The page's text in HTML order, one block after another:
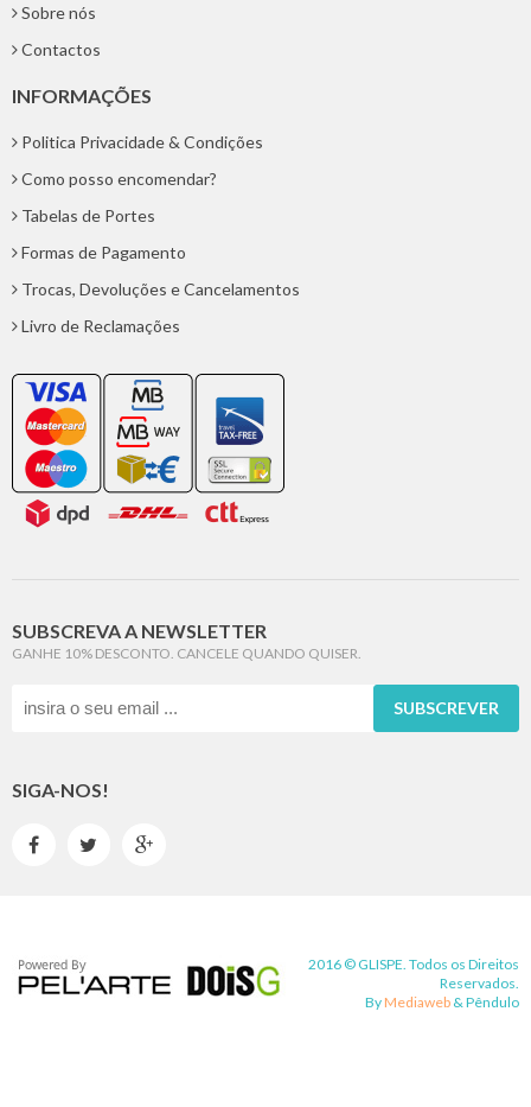
Sobre nós
Contactos
INFORMAÇÕES
Politica Privacidade & Condições
Como posso encomendar?
Tabelas de Portes
Formas de Pagamento
Trocas, Devoluções e Cancelamentos
Livro de Reclamações
SUBSCREVA A NEWSLETTER
GANHE 10% DESCONTO. CANCELE QUANDO QUISER.
SUBSCREVER
SIGA-NOS!
  
2016 © GLISPE. Todos os Direitos
Reservados.
By Mediaweb & Pêndulo